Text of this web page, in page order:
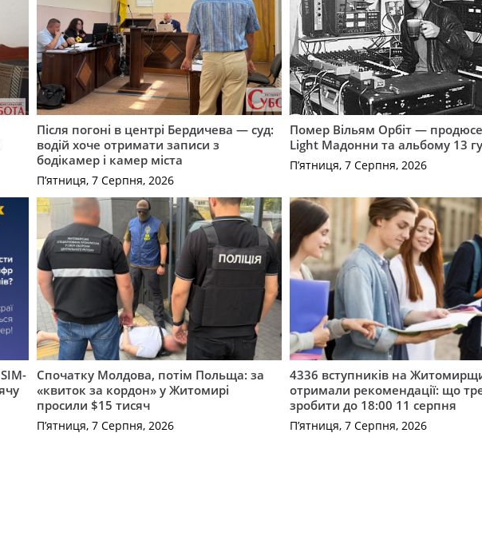
Після погоні в центрі Бердичева — суд:
водій хоче отримати записи з
бодікамер і камер міста
П’ятниця, 7 Серпня, 2026
Помер Вільям Орбіт —
Light Мадонни та альбому 13
П’ятниця, 7 Серпня, 2026
Спочатку Молдова, потім Польща: за
«квиток за кордон» у Житомирі
просили $15 тисяч
П’ятниця, 7 Серпня, 2026
4336 вступників на
отримали рекомендації: що
зробити до 18:00 11 серпня
П’ятниця, 7 Серпня, 2026